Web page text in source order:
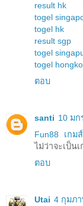
result hk
togel
togel hk
result sgp
togel
togel
ตอบ
santi 10 มก
Fun88 เกมส์
ไม่ว่าจะเป็น
ตอบ
Utai 4 กุมภา